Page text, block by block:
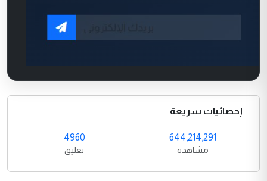
إحصائيات سريعة
644,214,291
مشاهدة
4960
تعليق